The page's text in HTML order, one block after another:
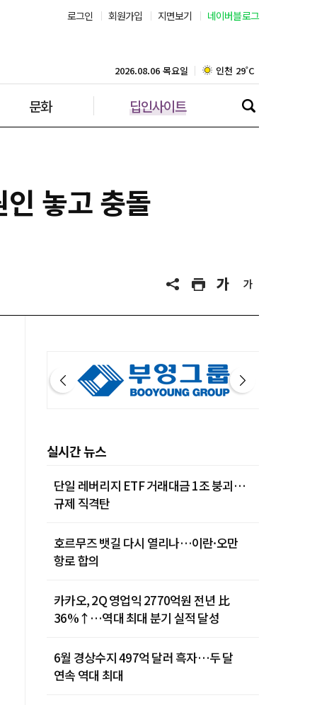
로그인 회원가입 지면보기 네이버블로그
문화 딥인사이트
2026.08.06 목요일 인천 29˚C
광주 29˚C
놓고 충돌
실시간 뉴스
단일 레버리지 ETF 거래대금 1조 붕괴…
규제 직격탄
호르무즈 뱃길 다시 열리나…이란·오만
항로 합의
카카오, 2Q 영업익 2770억원 전년 比
36%↑…역대 최대 분기 실적 달성
6월 경상수지 497억 달러 흑자…두 달
연속 역대 최대